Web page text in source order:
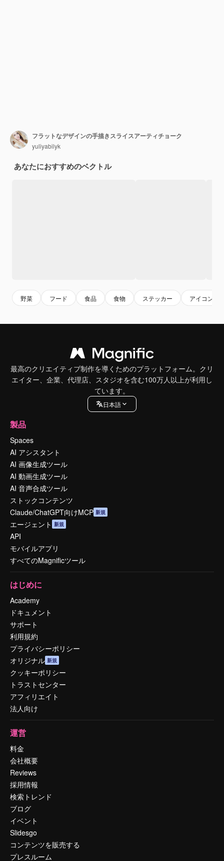
フラットなデザインの手描きスライスアーティチョーク
yuliyabilyk
あなたにおすすめのベクトル
野菜 フード 食品 食物 ステッカー アイコン
最高のクリエイティブ制作を導くためのプラットフォーム。クリ
エイター、企業、代理店、スタジオを含む100万人以上が利用し
ています。
日本語
製品
Spaces
AI アシスタント
AI 画像生成ツール
AI 動画生成ツール
AI 音声合成ツール
ストックコンテンツ
Claude/ChatGPT向けMCP 新規
エージェント 新規
API
モバイルアプリ
すべてのMagnificツール
はじめに
Academy
ドキュメント
サポート
利用規約
プライバシーポリシー
オリジナル 新規
クッキーポリシー
トラストセンター
アフィリエイト
法人向け
運営
料金
会社概要
Reviews
採用情報
検索トレンド
ブログ
イベント
Slidesgo
コンテンツを販売する
プレスルーム